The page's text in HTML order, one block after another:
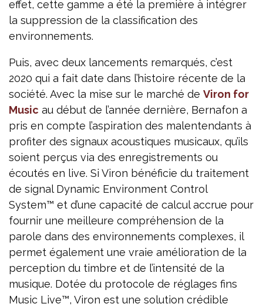
effet, cette gamme a été la première à intégrer
la suppression de la classification des
environnements.
Puis, avec deux lancements remarqués, c’est
2020 qui a fait date dans l’histoire récente de la
société. Avec la mise sur le marché de Viron for
Music au début de l’année dernière, Bernafon a
pris en compte l’aspiration des malentendants à
profiter des signaux acoustiques musicaux, qu’ils
soient perçus via des enregistrements ou
écoutés en live. Si Viron bénéficie du traitement
de signal Dynamic Environment Control
System™ et d’une capacité de calcul accrue pour
fournir une meilleure compréhension de la
parole dans des environnements complexes, il
permet également une vraie amélioration de la
perception du timbre et de l’intensité de la
musique. Dotée du protocole de réglages fins
Music Live™, Viron est une solution crédible